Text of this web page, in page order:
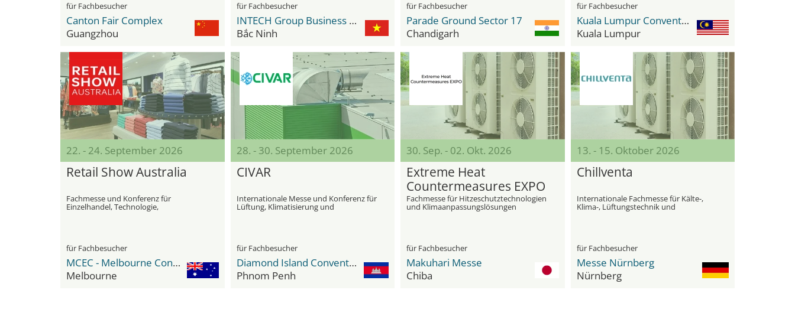
für Fachbesucher
Canton Fair Complex
Guangzhou
für Fachbesucher
INTECH Group Business Hub
Bắc Ninh
für Fachbesucher
Parade Ground Sector 17
Chandigarh
für Fachbesucher
Kuala Lumpur Convention Centre (KLCC)
Kuala Lumpur
22. - 24. September 2026
Retail Show Australia
Fachmesse und Konferenz für
Einzelhandel, Technologie,
für Fachbesucher
MCEC - Melbourne Convention and Exhibition Center
Melbourne
28. - 30. September 2026
CIVAR
Internationale Messe und Konferenz für
Lüftung, Klimatisierung und
Kältetechnik
für Fachbesucher
Diamond Island Convention and Exhibition Center
Phnom Penh
30. Sep. - 02. Okt. 2026
Extreme Heat
Countermeasures EXPO
Fachmesse für Hitzeschutztechnologien
und Klimaanpassungslösungen
für Fachbesucher
Makuhari Messe
Chiba
13. - 15. Oktober 2026
Chillventa
Internationale Fachmesse für Kälte-,
Klima-, Lüftungstechnik und
Wärmepumpen
für Fachbesucher
Messe Nürnberg
Nürnberg